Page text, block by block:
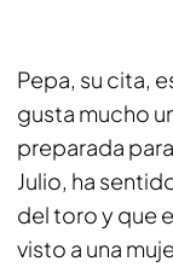
Pepa, su cita,
gusta mucho
preparada
Julio, ha
del toro y que
visto a una